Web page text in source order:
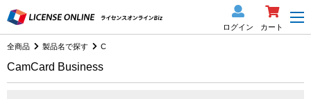
ログイン カート
全商品 製品名で探す C
CamCard Business